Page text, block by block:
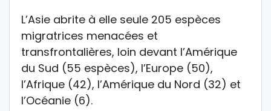
L’Asie abrite à elle seule 205 espèces
migratrices menacées et
transfrontalières, loin devant l’Amérique
du Sud (55 espèces), l’Europe (50),
l’Afrique (42), l’Amérique du Nord (32) et
l’Océanie (6).